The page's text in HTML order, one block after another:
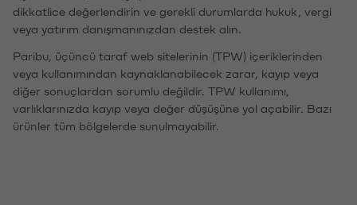
dikkatlice değerlendirin ve gerekli durumlarda hukuk, vergi
veya yatırım danışmanınızdan destek alın.
Paribu, üçüncü taraf web sitelerinin (TPW) içeriklerinden
veya kullanımından kaynaklanabilecek zarar, kayıp veya
diğer sonuçlardan sorumlu değildir. TPW kullanımı,
varlıklarınızda kayıp veya değer düşüşüne yol açabilir. Bazı
ürünler tüm bölgelerde sunulmayabilir.